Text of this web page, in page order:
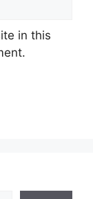
in this